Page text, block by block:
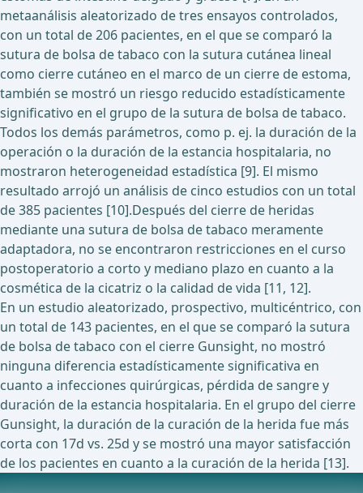
metaanálisis aleatorizado de tres ensayos controlados,
con un total de 206 pacientes, en el que se comparó la
sutura de bolsa de tabaco con la sutura cutánea lineal
como cierre cutáneo en el marco de un cierre de estoma,
también se mostró un riesgo reducido estadísticamente
significativo en el grupo de la sutura de bolsa de tabaco.
Todos los demás parámetros, como p. ej. la duración de la
operación o la duración de la estancia hospitalaria, no
mostraron heterogeneidad estadística [9]. El mismo
resultado arrojó un análisis de cinco estudios con un total
de 385 pacientes [10].Después del cierre de heridas
mediante una sutura de bolsa de tabaco meramente
adaptadora, no se encontraron restricciones en el curso
postoperatorio a corto y mediano plazo en cuanto a la
cosmética de la cicatriz o la calidad de vida [11, 12].
En un estudio aleatorizado, prospectivo, multicéntrico, con
un total de 143 pacientes, en el que se comparó la sutura
de bolsa de tabaco con el cierre Gunsight, no mostró
ninguna diferencia estadísticamente significativa en
cuanto a infecciones quirúrgicas, pérdida de sangre y
duración de la estancia hospitalaria. En el grupo del cierre
Gunsight, la duración de la curación de la herida fue más
corta con 17d vs. 25d y se mostró una mayor satisfacción
de los pacientes en cuanto a la curación de la herida [13].
Estudios en curso sobre este tema